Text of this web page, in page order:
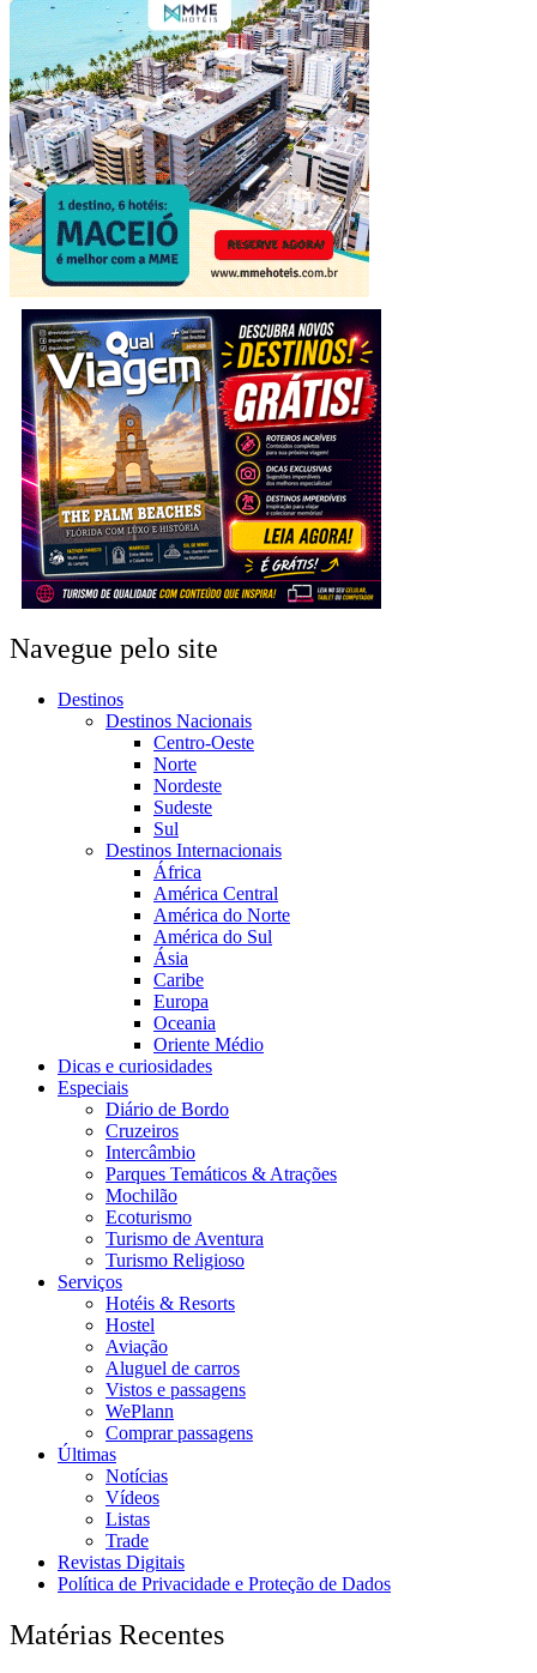
Navegue pelo site
Destinos
Destinos Nacionais
Centro-Oeste
Norte
Nordeste
Sudeste
Sul
Destinos Internacionais
África
América Central
América do Norte
América do Sul
Ásia
Caribe
Europa
Oceania
Oriente Médio
Dicas e curiosidades
Especiais
Diário de Bordo
Cruzeiros
Intercâmbio
Parques Temáticos & Atrações
Mochilão
Ecoturismo
Turismo de Aventura
Turismo Religioso
Serviços
Hotéis & Resorts
Hostel
Aviação
Aluguel de carros
Vistos e passagens
WePlann
Comprar passagens
Últimas
Notícias
Vídeos
Listas
Trade
Revistas Digitais
Política de Privacidade e Proteção de Dados
Matérias Recentes